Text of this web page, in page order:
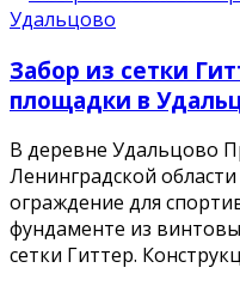
Забор из сетки
площадки в
В деревне Удальцово
Ленинградской
ограждение для
фундаменте из
сетки Гиттер.